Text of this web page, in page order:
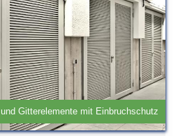
Gitterelemente mit Einbruchschutz